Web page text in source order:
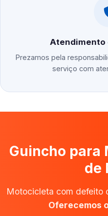
Atendimento
Prezamos pela
serviço com
Guincho para
de
Motocicleta com defeito
Oferecemos